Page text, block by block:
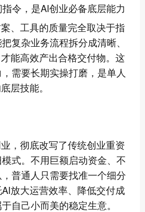
令，是AI创业必备底层能力
、工具的质量完全取决于指
复杂业务流程拆分成清晰、
能高效产出合格交付物。这
需要长期实操打磨，是单人
层技能。
，彻底改写了传统创业重资
式。不用巨额启动资金、不
普通人只需要找准一个细分
放大运营效率、降低交付成
自己小而美的稳定生意。